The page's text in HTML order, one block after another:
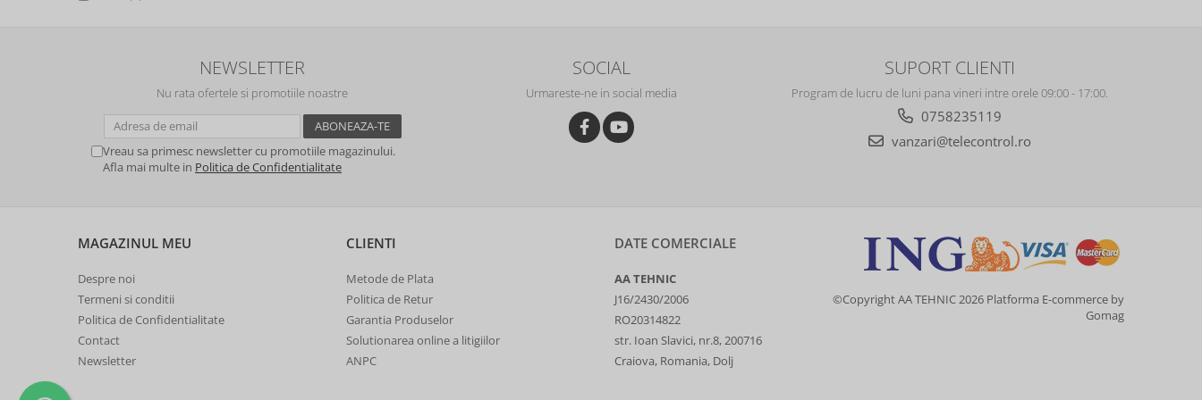
NEWSLETTER
Nu rata ofertele si promotiile noastre
Vreau sa primesc newsletter cu promotiile magazinului.
Afla mai multe in Politica de Confidentialitate
SOCIAL
Urmareste-ne in social media
SUPORT CLIENTI
Program de lucru de luni pana vineri intre orele 09:00 - 17:00.
0758235119
vanzari@telecontrol.ro
MAGAZINUL MEU
Despre noi
Termeni si conditii
Politica de Confidentialitate
Contact
Newsletter
CLIENTI
Metode de Plata
Politica de Retur
Garantia Produselor
Solutionarea online a litigiilor
ANPC
DATE COMERCIALE
AA TEHNIC
J16/2430/2006
RO20314822
str. Ioan Slavici, nr.8, 200716
Craiova, Romania, Dolj
©Copyright AA TEHNIC 2026 Platforma E-commerce by
Gomag